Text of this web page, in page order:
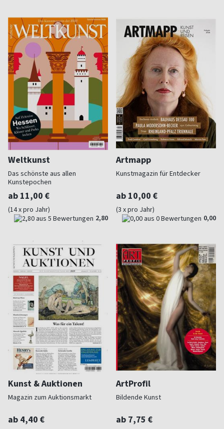
Weltkunst
Das schönste aus allen
Kunstepochen
ab 11,00 €
(14 x pro Jahr)
2,80
Artmapp
Kunstmagazin für Entdecker
ab 10,00 €
(3 x pro Jahr)
0,00
Kunst & Auktionen
Magazin zum Auktionsmarkt
ab 4,40 €
ArtProfil
Bildende Kunst
ab 7,75 €